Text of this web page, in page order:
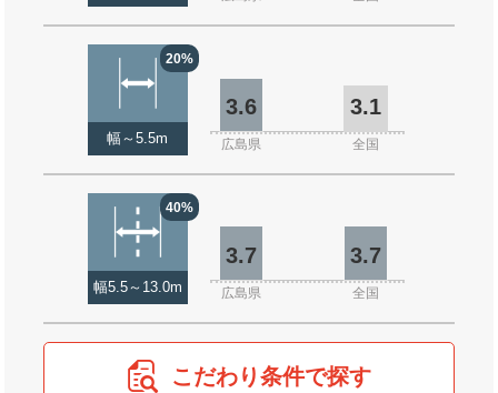
20%
幅～5.5m
3.6 3.1
広島県 全国
40%
幅5.5～13.0m
3.7 3.7
広島県 全国
こだわり条件で探す